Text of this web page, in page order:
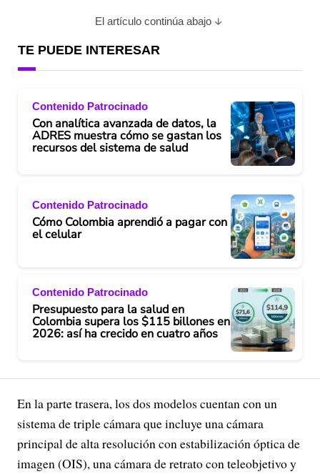
El artículo continúa abajo
TE PUEDE INTERESAR
Contenido Patrocinado
Con analítica avanzada de datos, la
ADRES muestra cómo se gastan los
recursos del sistema de salud
Contenido Patrocinado
Cómo Colombia aprendió a pagar con
el celular
Contenido Patrocinado
Presupuesto para la salud en
Colombia supera los $115 billones en
2026: así ha crecido en cuatro años
En la parte trasera, los dos modelos cuentan con un
sistema de triple cámara que incluye una cámara
principal de alta resolución con estabilización óptica de
imagen (OIS), una cámara de retrato con teleobjetivo y